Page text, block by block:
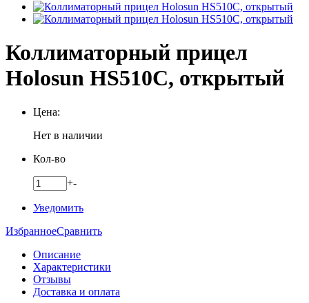
Коллиматорный прицел
Holosun HS510C, открытый
Цена:
Нет в наличии
Кол-во
+-
Уведомить
ИзбранноеСравнить
Описание
Характеристики
Отзывы
Доставка и оплата